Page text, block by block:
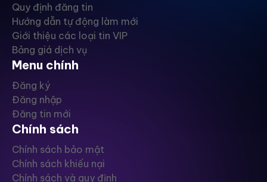
Quy định đăng tin
Hướng dẫn tự động làm mới
Giới thiệu các loại tin VIP
Bảng giá dịch vụ
Menu chính
Đăng ký
Đăng nhập
Đăng tin mới
Chính sách
Chính sách bảo mật
Chính sách khiếu nại
Chính sách và quy định